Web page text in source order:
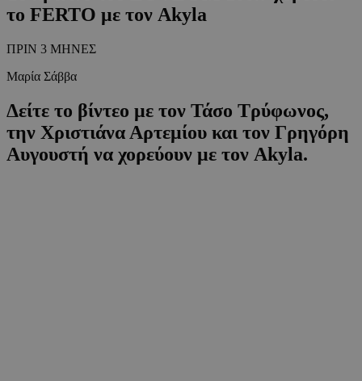
το FERTO με τον Akyla
ΠΡΙΝ 3 ΜΗΝΕΣ
Μαρία Σάββα
Δείτε το βίντεο με τον Τάσο Τρύφωνος,
την Χριστιάνα Αρτεμίου και τον Γρηγόρη
Αυγουστή να χορεύουν με τον Akyla.